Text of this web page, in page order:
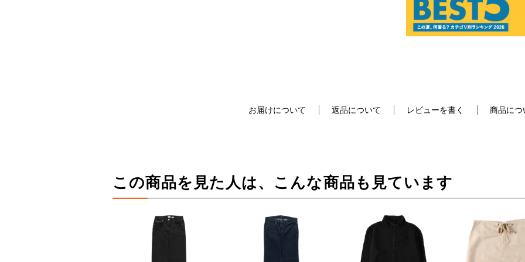
お届けについて 返品について レビューを書く 商品につ
この商品を見た人は、こんな商品も見ています